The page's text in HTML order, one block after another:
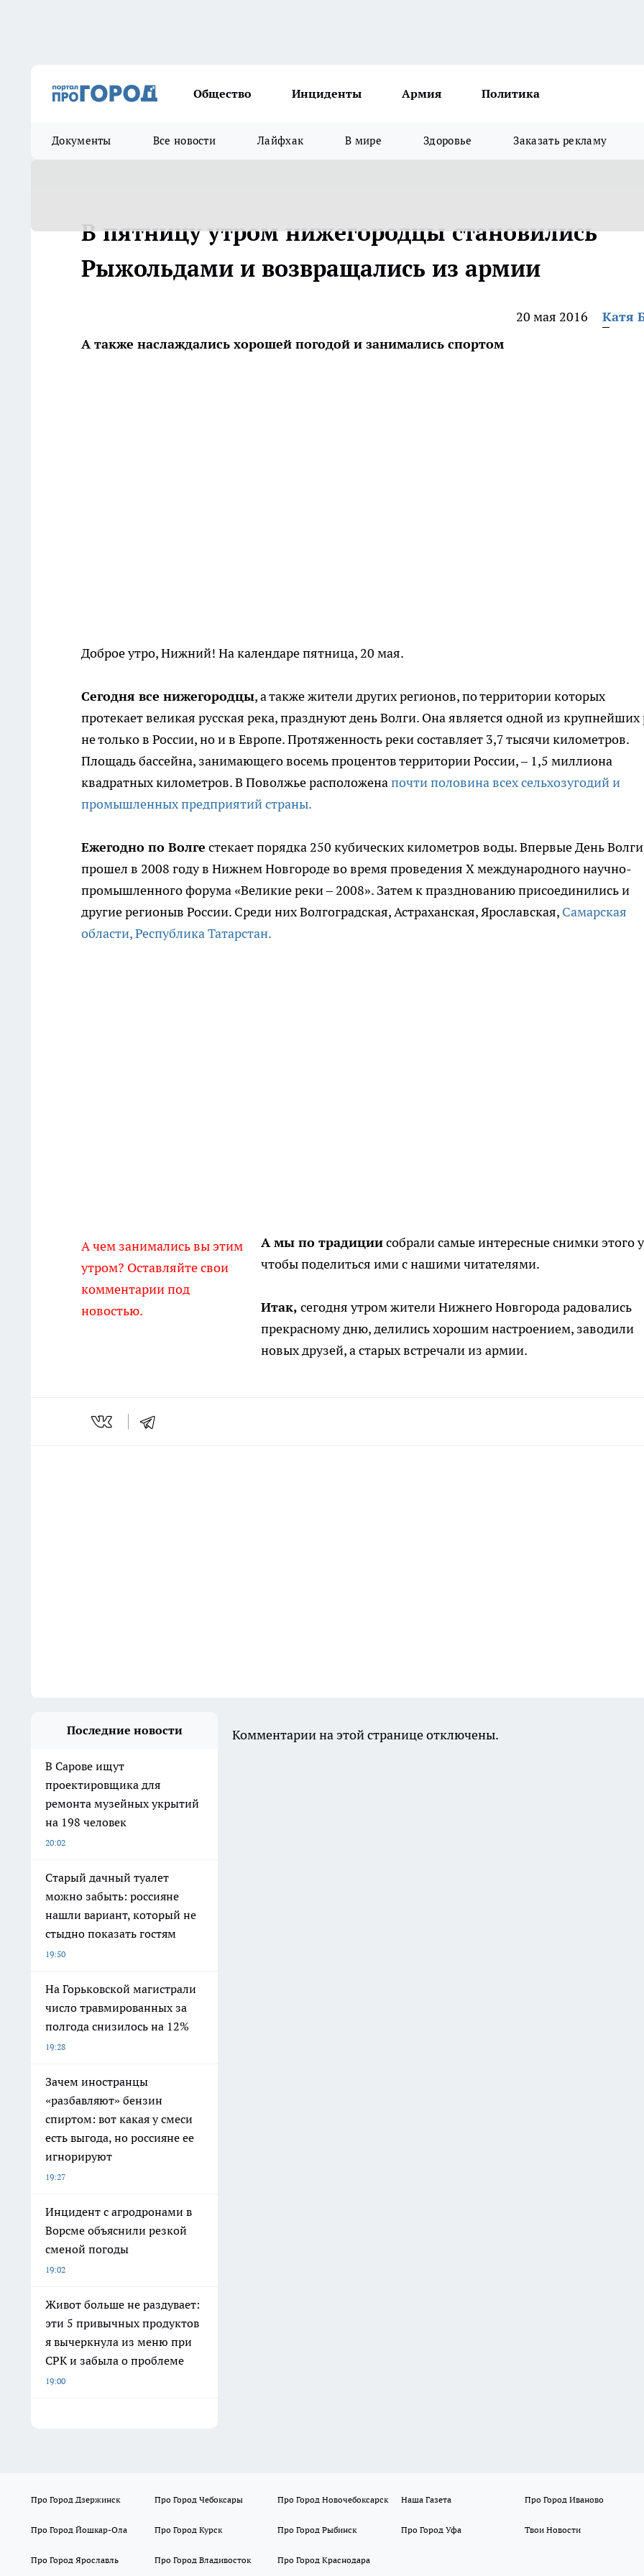
Общество Инциденты Армия Политика
Документы Все новости Лайфхак В мире Здоровье Заказать рекламу
В пятницу утром нижегородцы становились
Рыжольдами и возвращались из армии
20 мая 2016
Катя
А также наслаждались хорошей погодой и занимались спортом
Доброе утро, Нижний! На календаре пятница, 20 мая.
Сегодня все нижегородцы, а также жители других регионов, по территории которых
протекает великая русская река, празднуют день Волги. Она является одной из крупнейших
не только в России, но и в Европе. Протяженность реки составляет 3,7 тысячи километров.
Площадь бассейна, занимающего восемь процентов территории России, – 1,5 миллиона
квадратных километров. В Поволжье расположенапочти половина всех сельхозугодий и
промышленных предприятий страны.
Ежегодно по Волге стекает порядка 250 кубических километров воды. Впервые День Волги
прошел в 2008 году в Нижнем Новгороде во время проведения Х международного научно-
промышленного форума «Великие реки – 2008». Затем к празднованию присоединились и
другие регионыв России. Среди них Волгоградская, Астраханская, Ярославская, Самарская
области, Республика Татарстан.
А чем занимались вы этим
утром? Оставляйте свои
комментарии под
новостью.
А мы по традициисобрали самые интересные снимки этого
чтобы поделиться ими с нашими читателями.
Итак, сегодня утром жители Нижнего Новгорода радовались
прекрасному дню, делились хорошим настроением, заводили
новых друзей, а старых встречали из армии.
Последние новости
В Сарове ищут
проектировщика для
ремонта музейных укрытий
на 198 человек
20:02
Старый дачный туалет
можно забыть: россияне
нашли вариант, который не
стыдно показать гостям
19:50
На Горьковской магистрали
число травмированных за
полгода снизилось на 12%
19:28
Зачем иностранцы
«разбавляют» бензин
спиртом: вот какая у смеси
есть выгода, но россияне ее
игнорируют
19:27
Инцидент с агродронами в
Ворсме объяснили резкой
сменой погоды
19:02
Живот больше не раздувает:
эти 5 привычных продуктов
я вычеркнула из меню при
СРК и забыла о проблеме
19:00
Комментарии на этой странице отключены.
Про Город Дзержинск Про Город Чебоксары Про Город Новочебоксарск Наша Газета Про Город Иваново
Про Город Йошкар-Ола Про Город Курск Про Город Рыбинск Про Город Уфа Твои Новости
Про Город Ярославль Про Город Владивосток Про Город Краснодара